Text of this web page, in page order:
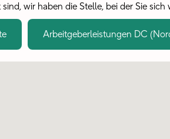
wir haben die Stelle, bei der Sie
Arbeitgeberleistungen DC